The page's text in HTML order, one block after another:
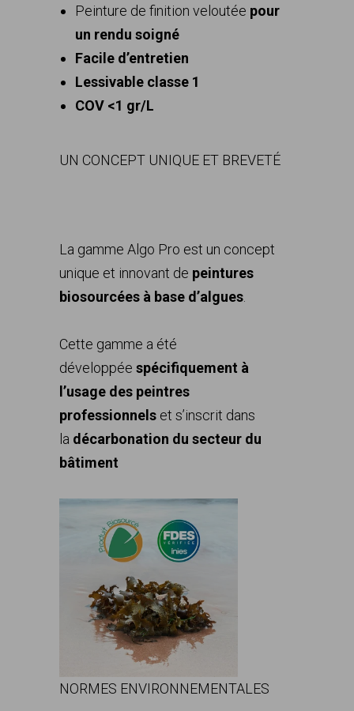
Peinture de finition veloutée pour
un rendu soigné
Facile d’entretien
Lessivable classe 1
COV <1 gr/L
UN CONCEPT UNIQUE ET BREVETÉ
La gamme Algo Pro est un concept
unique et innovant de peintures
biosourcées à base d’algues
Cette gamme a été
développée spécifiquement à
l’usage des peintres
professionnels et s’inscrit dans
la décarbonation du secteur du
bâtiment
NORMES ENVIRONNEMENTALES